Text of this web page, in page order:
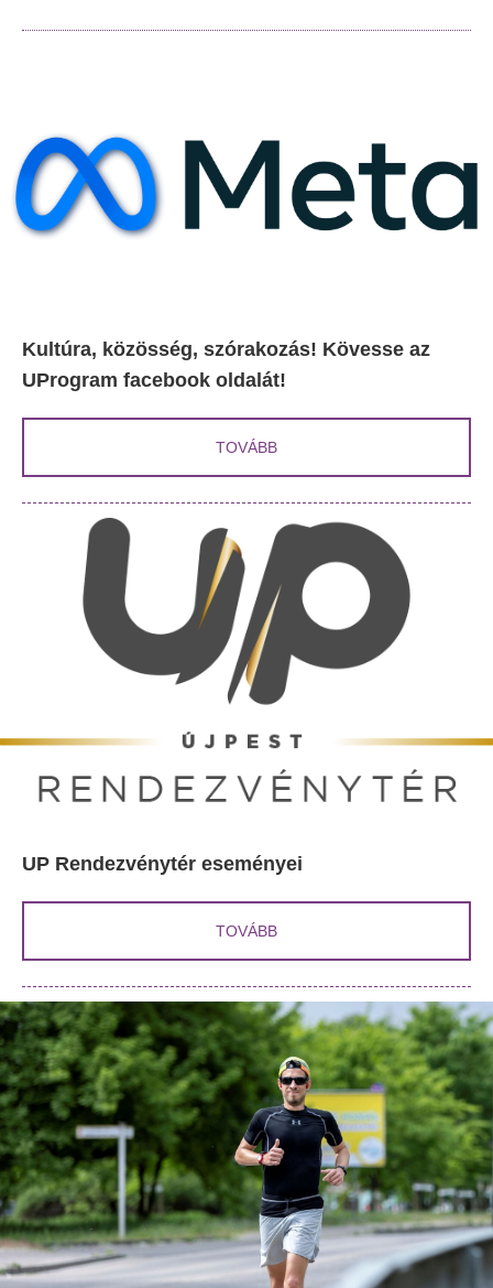
Kultúra, közösség, szórakozás! Kövesse az
UProgram facebook oldalát!
TOVÁBB
UP Rendezvénytér eseményei
TOVÁBB